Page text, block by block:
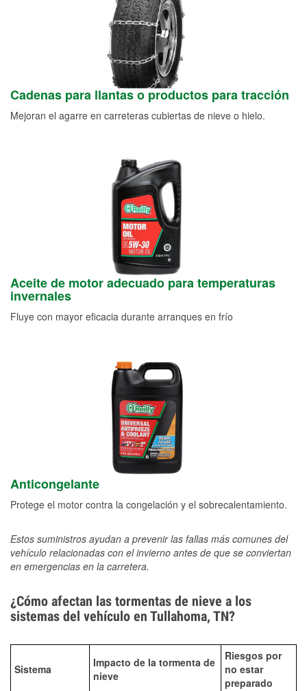
Cadenas para llantas o productos para tracción
Mejoran el agarre en carreteras cubiertas de nieve o hielo.
Aceite de motor adecuado para temperaturas
invernales
Fluye con mayor eficacia durante arranques en frío
Anticongelante
Protege el motor contra la congelación y el sobrecalentamiento.
Estos suministros ayudan a prevenir las fallas más comunes del
vehículo relacionadas con el invierno antes de que se conviertan
en emergencias en la carretera.
¿Cómo afectan las tormentas de nieve a los
sistemas del vehículo en Tullahoma, TN?
Sistema
Impacto de la tormenta de
nieve
Riesgos por
no estar
preparado